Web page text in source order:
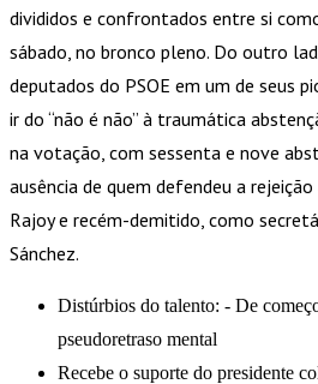
divididos e confrontados entre si
sábado, no bronco pleno. Do outro
deputados do PSOE em um de seus
ir do “não é não” à traumática
na votação, com sessenta e nove
ausência de quem defendeu a
Rajoy e recém-demitido, como
Sánchez.
Distúrbios do talento: - De
pseudoretraso mental
Recebe o suporte do presidente